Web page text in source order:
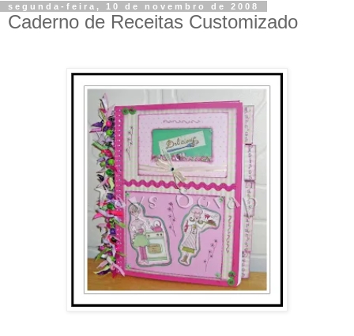
segunda-feira, 10 de novembro de 2008
Caderno de Receitas Customizado